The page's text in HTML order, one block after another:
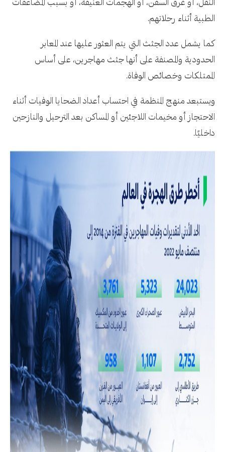
النقل، أو غرق السفن، أو الهجمات العنيفة، أو بسبب المضاعفات
الطبية أثناء رحلاتهم.
كما يشمل عدد الجثث التي يتم العثور عليها عند المعابر
الحدودية والمصنفة على أنها جثث مهاجرين، على أساس
الممتلكات وخصائص الوفاة.
ويستبعد منهج المنظمة في احتساب أعداد الضحايا الوفيات أثناء
الاحتجاز أو مخيمات اللاجئين أو المساكن بعد الترحيل والنازحين
داخليًا.